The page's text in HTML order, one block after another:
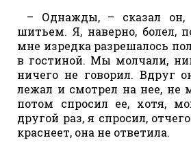
– Однажды, – сказал он,
шитьем. Я, наверно, болел,
мне изредка разрешалось
в гостиной. Мы молчали,
ничего не говорил. Вдруг
лежал и смотрел на нее, не
потом спросил ее, хотя,
другой раз, я спросил,
краснеет, она не ответила.